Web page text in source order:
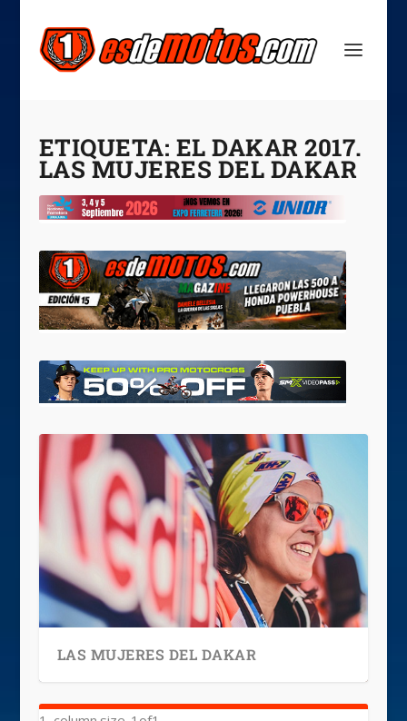
ETIQUETA: EL DAKAR 2017.
LAS MUJERES DEL DAKAR
LAS MUJERES DEL DAKAR